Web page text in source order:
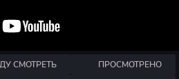
СМОТРЕТЬ
ПРОСМОТРЕНО